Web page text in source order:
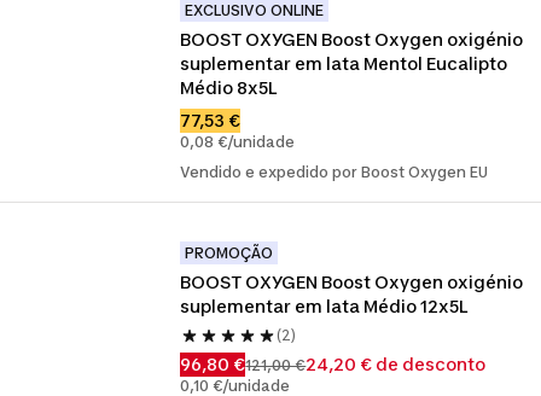
EXCLUSIVO ONLINE
BOOST OXYGEN Boost Oxygen oxigénio
suplementar em lata Mentol Eucalipto
Médio 8x5L
77,53 €
0,08 €/unidade
Vendido e expedido por Boost Oxygen EU
PROMOÇÃO
BOOST OXYGEN Boost Oxygen oxigénio
suplementar em lata Médio 12x5L
(2)
96,80 €121,00 €24,20 € de desconto
0,10 €/unidade